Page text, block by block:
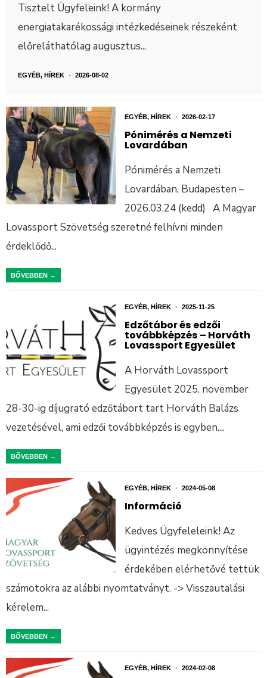
Tisztelt Ügyfeleink! A kormány
energiatakarékossági intézkedéseinek részeként
előreláthatólag augusztus...
EGYÉB, HÍREK • 2026-08-02
EGYÉB,HÍREK • 2026-02-17
Pónimérés a Nemzeti
Lovardában
Pónimérés a Nemzeti
Lovardában, Budapesten –
2026.03.24 (kedd) A Magyar
Lovassport Szövetség szeretné felhívni minden
érdeklődő...
BŐVEBBEN →
EGYÉB,HÍREK • 2025-11-25
Edzőtábor és edzői
továbbképzés – Horváth
Lovassport Egyesület
A Horváth Lovassport
Egyesület 2025. november
28-30-ig díjugrató edzőtábort tart Horváth Balázs
vezetésével, ami edzői továbbképzés is egyben....
BŐVEBBEN →
EGYÉB,HÍREK • 2024-05-08
Információ
Kedves Ügyfeleleink! Az
ügyintézés megkönnyítése
érdekében elérhetővé tettük
számotokra az alábbi nyomtatványt. -> Visszautalási
kérelem...
BŐVEBBEN →
EGYÉB,HÍREK • 2024-02-08